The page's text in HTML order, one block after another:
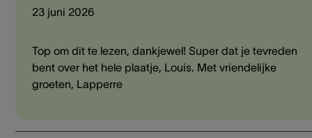
23 juni 2026
Top om dit te lezen, dankjewel! Super dat je tevreden
bent over het hele plaatje, Louis. Met vriendelijke
groeten, Lapperre